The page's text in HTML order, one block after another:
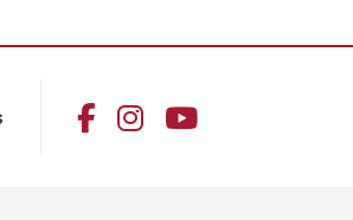
aumentar
diminuir
Aceder ao
Aceder ao
Aceder ao